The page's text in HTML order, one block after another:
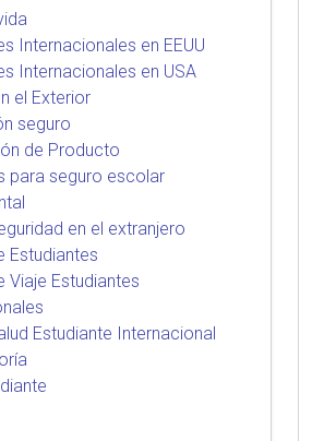
Internacionales en EEUU
Internacionales en USA
el Exterior
seguro
de Producto
para seguro escolar
en el extranjero
Estudiantes
Viaje Estudiantes
Estudiante Internacional